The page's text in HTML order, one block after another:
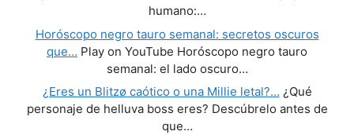
humano:…
Horóscopo negro tauro semanal: secretos oscuros
que… Play on YouTube Horóscopo negro tauro
semanal: el lado oscuro…
¿Eres un Blitzø caótico o una Millie letal?… ¿Qué
personaje de helluva boss eres? Descúbrelo antes de
que…